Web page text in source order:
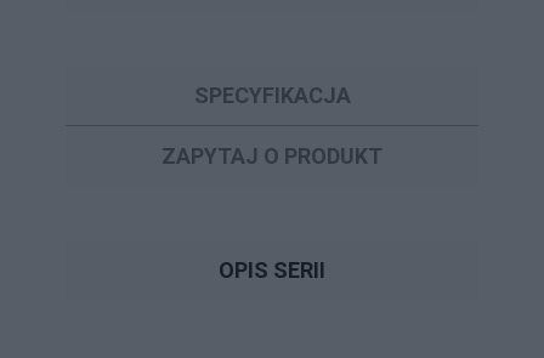
SPECYFIKACJA
ZAPYTAJ O PRODUKT
OPIS SERII